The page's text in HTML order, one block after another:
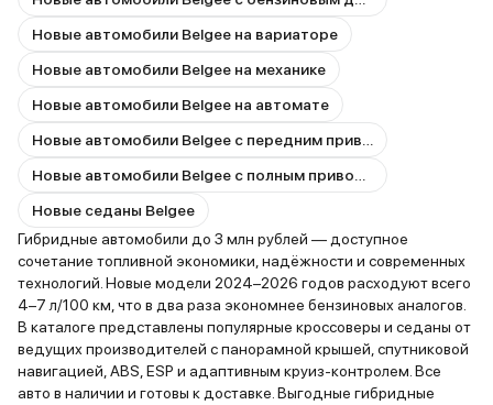
Новые автомобили Belgee на вариаторе
Новые автомобили Belgee на механике
Новые автомобили Belgee на автомате
Новые седаны Belgee
Гибридные автомобили до 3 млн рублей — доступное
сочетание топливной экономики, надёжности и современных
технологий. Новые модели 2024–2026 годов расходуют всего
4–7 л/100 км, что в два раза экономнее бензиновых аналогов.
В каталоге представлены популярные кроссоверы и седаны от
ведущих производителей с панорамной крышей, спутниковой
навигацией, ABS, ESP и адаптивным круиз-контролем. Все
авто в наличии и готовы к доставке. Выгодные гибридные